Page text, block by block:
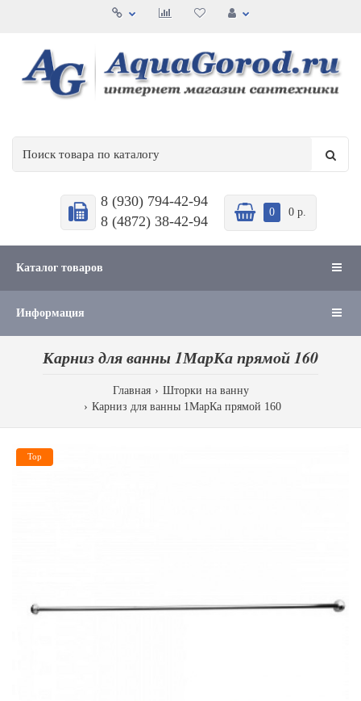
8 (930) 794-42-94
8 (4872) 38-42-94
0 0 р.
Каталог товаров
Информация
Карниз для ванны 1МарКа прямой 160
Главная
Шторки на ванну
Карниз для ванны 1МарКа прямой 160
Top